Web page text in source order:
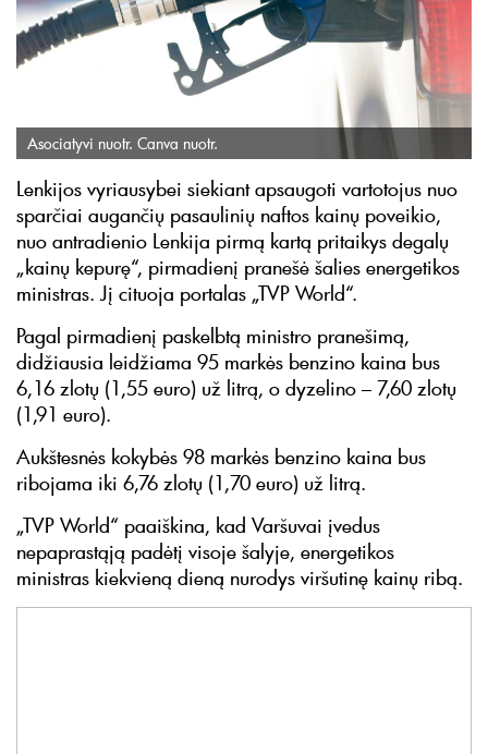
Asociatyvi nuotr. Canva nuotr.
Lenkijos vyriausybei siekiant apsaugoti vartotojus nuo
sparčiai augančių pasaulinių naftos kainų poveikio,
nuo antradienio Lenkija pirmą kartą pritaikys degalų
„kainų kepurę“, pirmadienį pranešė šalies energetikos
ministras. Jį cituoja portalas „TVP World“.
Pagal pirmadienį paskelbtą ministro pranešimą,
didžiausia leidžiama 95 markės benzino kaina bus
6,16 zlotų (1,55 euro) už litrą, o dyzelino – 7,60 zlotų
(1,91 euro).
Aukštesnės kokybės 98 markės benzino kaina bus
ribojama iki 6,76 zlotų (1,70 euro) už litrą.
„TVP World“ paaiškina, kad Varšuvai įvedus
nepaprastąją padėtį visoje šalyje, energetikos
ministras kiekvieną dieną nurodys viršutinę kainų ribą.